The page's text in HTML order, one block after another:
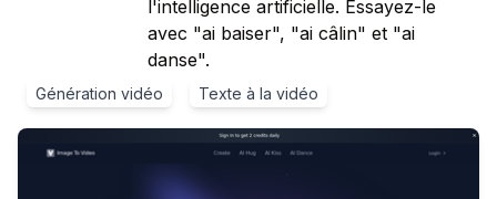
l'intelligence artificielle. Essayez-le
avec "ai baiser", "ai câlin" et "ai
danse".
Génération vidéo Texte à la vidéo